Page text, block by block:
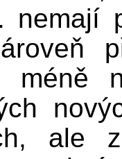
nemají
méně
ale